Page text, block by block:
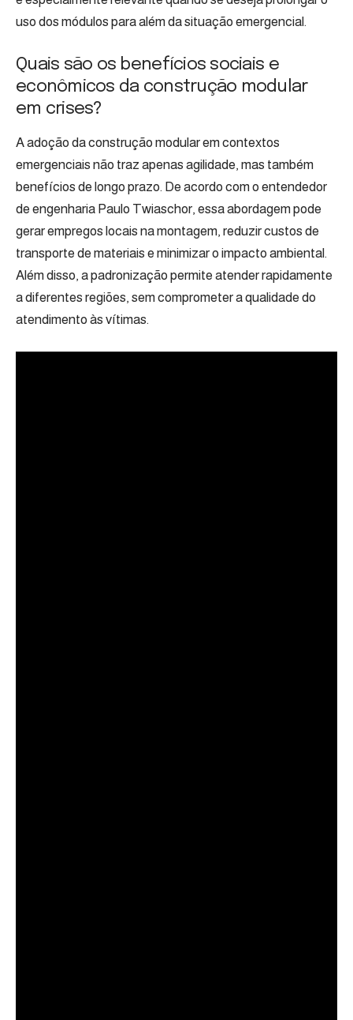
uso dos módulos para além da situação emergencial.
Quais são os benefícios sociais e
econômicos da construção modular
em crises?
A adoção da construção modular em contextos
emergenciais não traz apenas agilidade, mas também
benefícios de longo prazo. De acordo com o entendedor
de engenharia Paulo Twiaschor, essa abordagem pode
gerar empregos locais na montagem, reduzir custos de
transporte de materiais e minimizar o impacto ambiental.
Além disso, a padronização permite atender rapidamente
a diferentes regiões, sem comprometer a qualidade do
atendimento às vítimas.